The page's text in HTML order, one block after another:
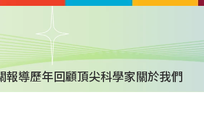
報導歷年回顧頂尖科學家關於我們